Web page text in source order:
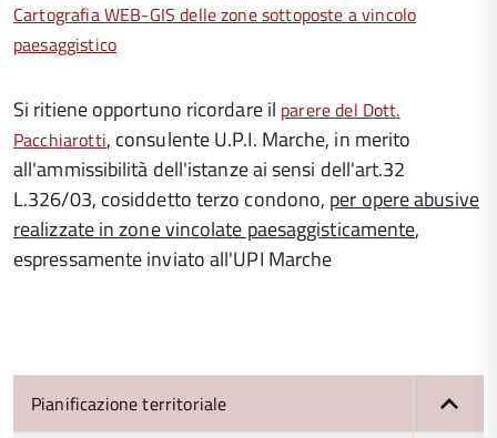
Cartografia WEB-GIS delle zone sottoposte a vincolo
paesaggistico
Si ritiene opportuno ricordare il parere del Dott.
Pacchiarotti, consulente U.P.I. Marche, in merito
all'ammissibilità dell'istanze ai sensi dell'art.32
L.326/03, cosiddetto terzo condono, per opere abusive
realizzate in zone vincolate paesaggisticamente,
espressamente inviato all'UPI Marche
Pianificazione territoriale